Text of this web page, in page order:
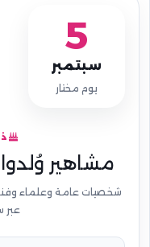
5
سبتمبر
يوم مختار
مشاهير
شخصيات عامة وعلماء
عبر